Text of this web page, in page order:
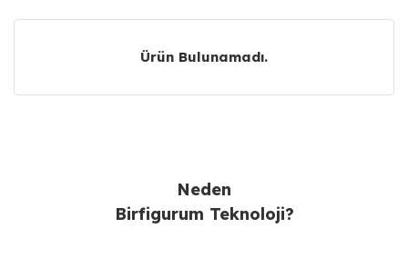
Ürün Bulunamadı.
Neden
Birfigurum Teknoloji?